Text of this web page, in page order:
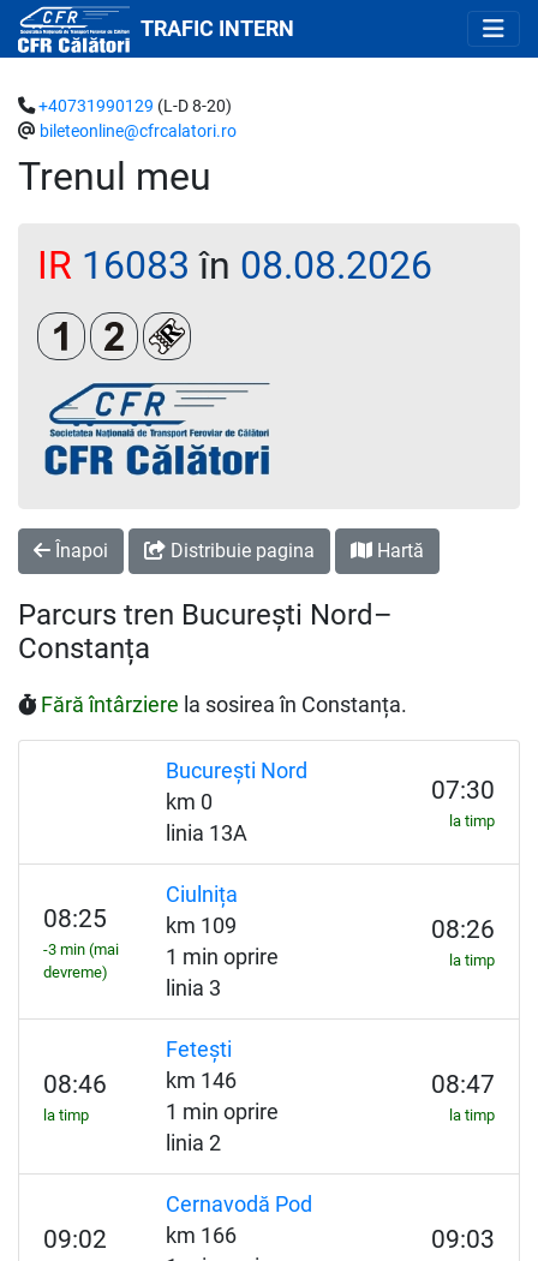
TRAFIC INTERN
Trenul meu
+40731990129 (L-D 8-20)
bileteonline@cfrcalatori.ro
IR 16083 în 08.08.2026
Clasa 1Clasa a 2-aLoc rezervat (biletul se emite
Înapoi Distribuie pagina Hartă
Parcurs tren București Nord–
Constanța
Fără întârziere la sosirea în Constanța.
București Nord
km 0
linia 13A
07:30
la timp
08:25
-3 min (mai
devreme)
Ciulnița
km 109
1 min oprire
linia 3
08:26
la timp
08:46
la timp
Fetești
km 146
1 min oprire
linia 2
08:47
la timp
09:02
Cernavodă Pod
km 166
09:03